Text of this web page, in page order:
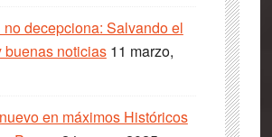
no decepciona: Salvando el
buenas noticias 11 marzo,
en máximos Históricos